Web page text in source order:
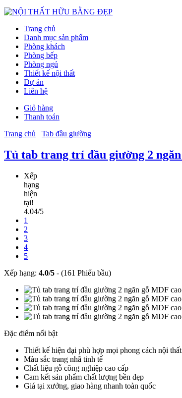
Trang chủ
Danh mục sản phẩm
Phòng khách
Phòng bếp
Phòng ngủ
Thiết kế nội thất
Dự án
Liên hệ
Giỏ hàng
Thanh toán
Trang chủ
Tab đầu giường
Tủ tab trang trí đầu giường 2
Xếp
hạng
hiện
tại!
4.04/5
1
2
3
4
5
Xếp hạng: 4.0/5 - (161 Phiếu bầu)
Đặc điểm nổi bật
Thiết kế hiện đại phù hợp mọi phong cách nội thất
Màu sắc trang nhã tinh tế
Chất liệu gỗ công nghiệp cao cấp
Cam kết sản phẩm chất lượng bền đẹp
Giá tại xưởng, giao hàng nhanh toàn quốc